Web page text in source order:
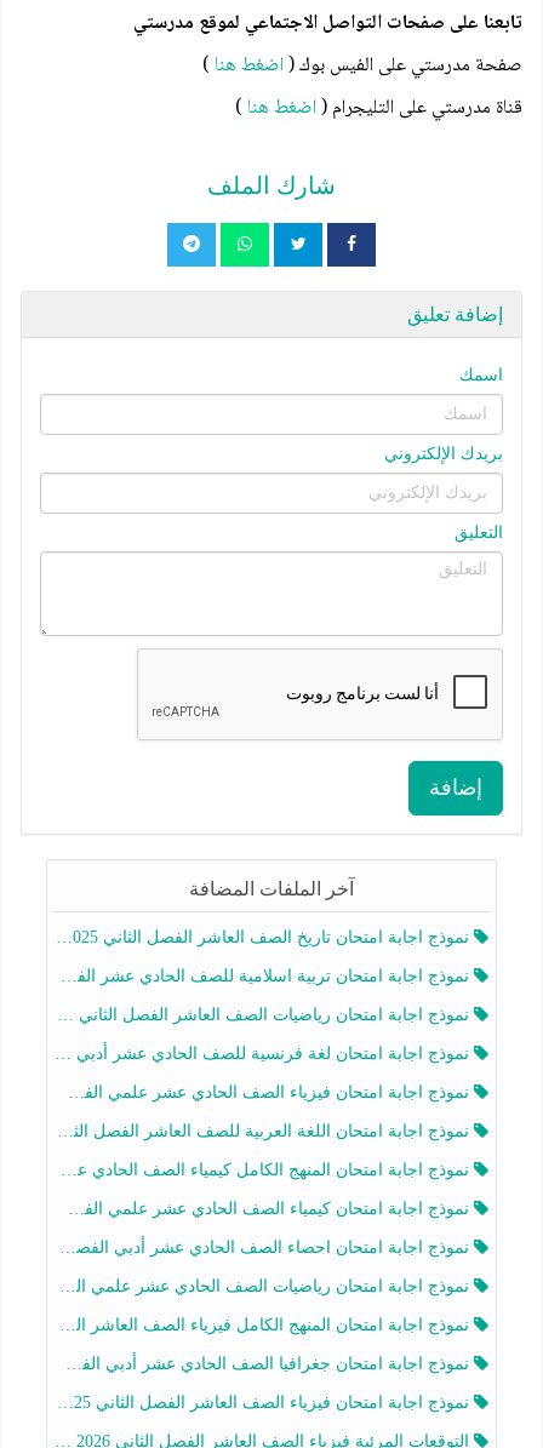
تابعنا على صفحات التواصل الاجتماعي لموقع مدرستي
صفحة مدرستي على الفيس بوك (اضغط هنا )
قناة مدرستي على التليجرام (اضغط هنا )
شارك الملف
إضافة تعليق
اسمك
بريدك الإلكتروني
التعليق
إضافة
آخر الملفات المضافة
نموذج اجابة امتحان تاريخ الصف العاشر الفصل الثاني 2025-2026
نموذج اجابة امتحان تربية اسلامية للصف الحادي عشر الفصل الثاني 2025-2026
نموذج اجابة امتحان رياضيات الصف العاشر الفصل الثاني 2025-2026
نموذج اجابة امتحان لغة فرنسية للصف الحادي عشر أدبي الفصل الثاني 2025-2026
نموذج اجابة امتحان فيزياء الصف الحادي عشر علمي الفصل الثاني 2025-2026
نموذج اجابة امتحان اللغة العربية للصف العاشر الفصل الثاني 2025-2026
نموذج اجابة امتحان المنهج الكامل كيمياء الصف الحادي عشر علمي الفصل الثاني 2025-2026
نموذج اجابة امتحان كيمياء الصف الحادي عشر علمي الفصل الثاني 2025-2026
نموذج اجابة امتحان احصاء الصف الحادي عشر أدبي الفصل الثاني 2025-2026
نموذج اجابة امتحان رياضيات الصف الحادي عشر علمي الفصل الثاني 2025-2026
نموذج اجابة امتحان المنهج الكامل فيزياء الصف العاشر الفصل الثاني 2025-2026
نموذج اجابة امتحان جغرافيا الصف الحادي عشر أدبي الفصل الثاني 2025-2026
نموذج اجابة امتحان فيزياء الصف العاشر الفصل الثاني 2025-2026
التوقعات المرئية فيزياء الصف العاشر الفصل الثاني 2026 أ هيثم الليثي